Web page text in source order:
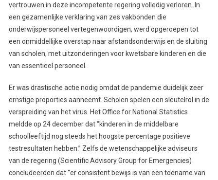
vertrouwen in deze incompetente regering volledig verloren. In
een gezamenlijke verklaring van zes vakbonden die
onderwijspersoneel vertegenwoordigen, werd opgeroepen tot
een onmiddellijke overstap naar afstandsonderwijs en de sluiting
van scholen, met uitzonderingen voor kwetsbare kinderen en die
van essentieel personeel.
Er was drastische actie nodig omdat de pandemie duidelijk zeer
ernstige proporties aanneemt. Scholen spelen een sleutelrol in de
verspreiding van het virus. Het Office for National Statistics
meldde op 24 december dat “kinderen in de middelbare
schoolleeftijd nog steeds het hoogste percentage positieve
testresultaten hebben.” Zelfs de wetenschappelijke adviseurs
van de regering (Scientific Advisory Group for Emergencies)
concludeerden dat “er consistent bewijs is van een toename van